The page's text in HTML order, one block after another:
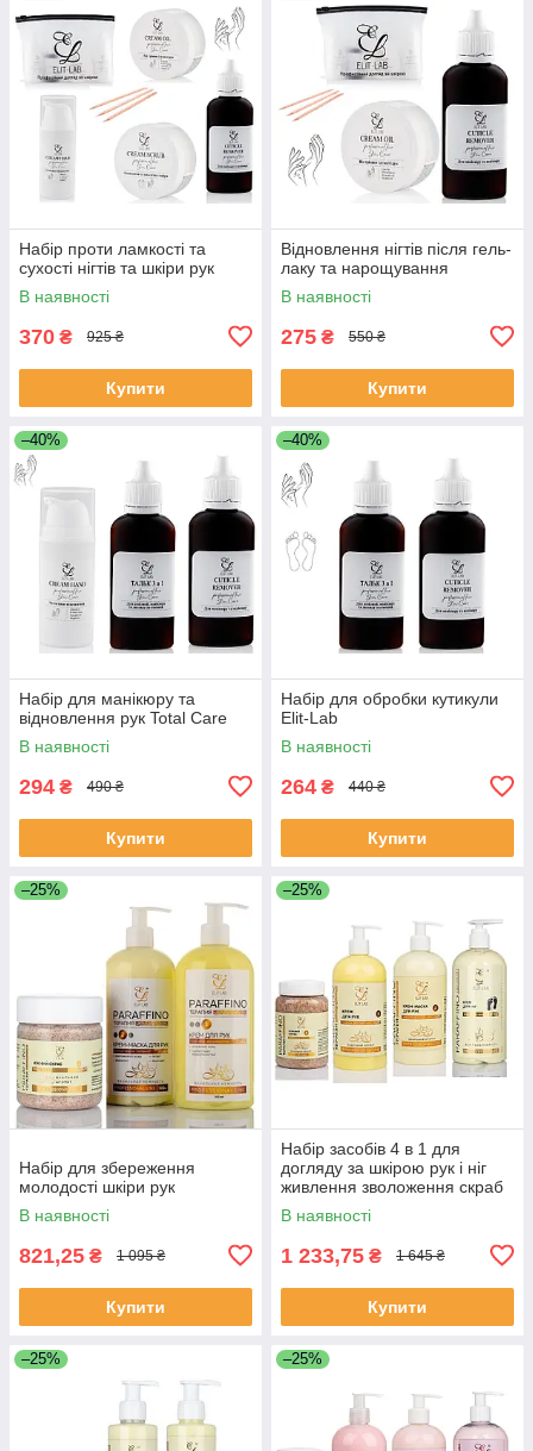
Набір проти ламкості та
сухості нігтів та шкіри рук
В наявності
370 ₴ 925 ₴
Купити
Відновлення нігтів після гель-
лаку та нарощування
В наявності
275 ₴ 550 ₴
Купити
–40%
Набір для манікюру та
відновлення рук Total Care
В наявності
294 ₴ 490 ₴
Купити
–40%
Набір для обробки кутикули
Elit-Lab
В наявності
264 ₴ 440 ₴
Купити
–25%
Набір для збереження
молодості шкіри рук
В наявності
821,25 ₴ 1 095 ₴
Купити
–25%
Набір засобів 4 в 1 для
догляду за шкірою рук і ніг
живлення зволоження скраб
маска крем Elit Lab ваніль
В наявності
1 233,75 ₴ 1 645 ₴
Купити
–25% –25%